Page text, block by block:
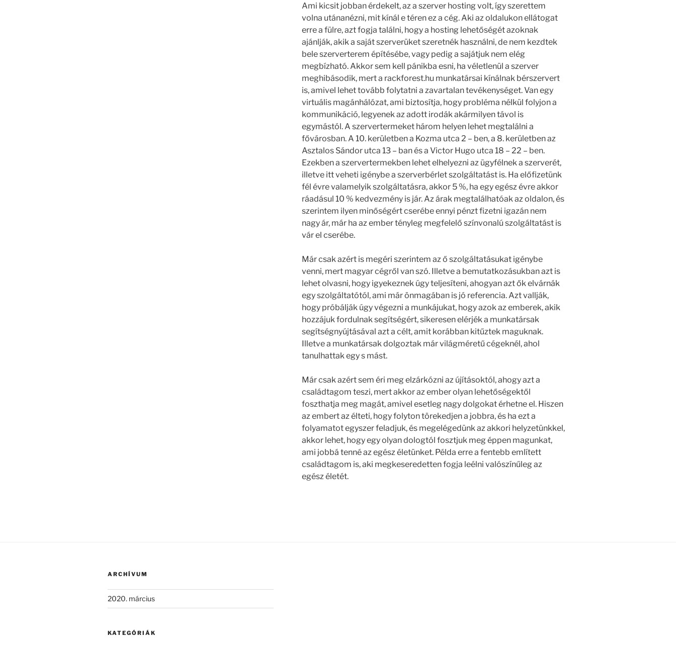
Ami kicsit jobban érdekelt, az a szerver hosting volt, így szerettem
volna utánanézni, mit kínál e téren ez a cég. Aki az oldalukon ellátogat
erre a fülre, azt fogja találni, hogy a hosting lehetőségét azoknak
ajánlják, akik a saját szerverüket szeretnék használni, de nem kezdtek
bele szerverterem építésébe, vagy pedig a sajátjuk nem elég
megbízható. Akkor sem kell pánikba esni, ha véletlenül a szerver
meghibásodik, mert a rackforest.hu munkatársai kínálnak bérszervert
is, amivel lehet tovább folytatni a zavartalan tevékenységet. Van egy
virtuális magánhálózat, ami biztosítja, hogy probléma nélkül folyjon a
kommunikáció, legyenek az adott irodák akármilyen távol is
egymástól. A szervertermeket három helyen lehet megtalálni a
fővárosban. A 10. kerületben a Kozma utca 2 – ben, a 8. kerületben az
Asztalos Sándor utca 13 – ban és a Victor Hugo utca 18 – 22 – ben.
Ezekben a szervertermekben lehet elhelyezni az ügyfélnek a szerverét,
illetve itt veheti igénybe a szerverbérlet szolgáltatást is. Ha előfizetünk
fél évre valamelyik szolgáltatásra, akkor 5 %, ha egy egész évre akkor
ráadásul 10 % kedvezmény is jár. Az árak megtalálhatóak az oldalon, és
szerintem ilyen minőségért cserébe ennyi pénzt fizetni igazán nem
nagy ár, már ha az ember tényleg megfelelő színvonalú szolgáltatást is
vár el cserébe.
Már csak azért is megéri szerintem az ő szolgáltatásukat igénybe
venni, mert magyar cégről van szó. Illetve a bemutatkozásukban azt is
lehet olvasni, hogy igyekeznek úgy teljesíteni, ahogyan azt ők elvárnák
egy szolgáltatótól, ami már önmagában is jó referencia. Azt vallják,
hogy próbálják úgy végezni a munkájukat, hogy azok az emberek, akik
hozzájuk fordulnak segítségért, sikeresen elérjék a munkatársak
segítségnyújtásával azt a célt, amit korábban kitűztek maguknak.
Illetve a munkatársak dolgoztak már világméretű cégeknél, ahol
tanulhattak egy s mást.
Már csak azért sem éri meg elzárkózni az újításoktól, ahogy azt a
családtagom teszi, mert akkor az ember olyan lehetőségektől
foszthatja meg magát, amivel esetleg nagy dolgokat érhetne el. Hiszen
az embert az élteti, hogy folyton törekedjen a jobbra, és ha ezt a
folyamatot egyszer feladjuk, és megelégedünk az akkori helyzetünkkel,
akkor lehet, hogy egy olyan dologtól fosztjuk meg éppen magunkat,
ami jobbá tenné az egész életünket. Példa erre a fentebb említett
családtagom is, aki megkeseredetten fogja leélni valószínűleg az
egész életét.
ARCHÍVUM
2020. március
KATEGÓRIÁK